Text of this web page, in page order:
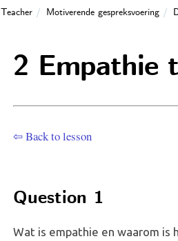
Teacher Motiverende gespreksvoering
2 Empathie
⇦ Back to lesson
Question 1
Wat is empathie en waarom is